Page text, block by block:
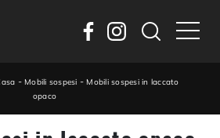
- Mobili sospesi -Mobili sospesi in laccato
opaco